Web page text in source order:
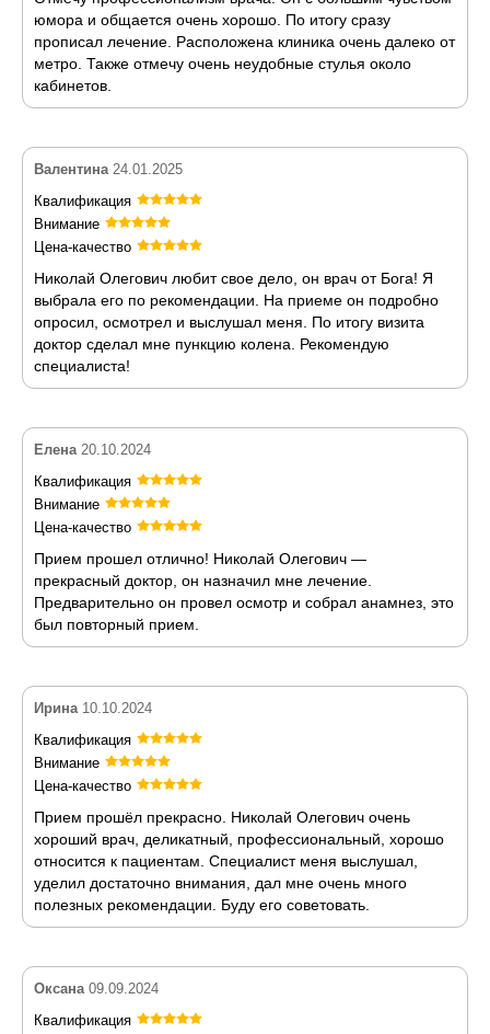
юмора и общается очень хорошо. По итогу сразу
прописал лечение. Расположена клиника очень далеко от
метро. Также отмечу очень неудобные стулья около
кабинетов.
Валентина 24.01.2025
Квалификация
Внимание
Цена-качество
Николай Олегович любит свое дело, он врач от Бога! Я
выбрала его по рекомендации. На приеме он подробно
опросил, осмотрел и выслушал меня. По итогу визита
доктор сделал мне пункцию колена. Рекомендую
специалиста!
Елена 20.10.2024
Квалификация
Внимание
Цена-качество
Прием прошел отлично! Николай Олегович —
прекрасный доктор, он назначил мне лечение.
Предварительно он провел осмотр и собрал анамнез, это
был повторный прием.
Ирина 10.10.2024
Квалификация
Внимание
Цена-качество
Прием прошёл прекрасно. Николай Олегович очень
хороший врач, деликатный, профессиональный, хорошо
относится к пациентам. Специалист меня выслушал,
уделил достаточно внимания, дал мне очень много
полезных рекомендации. Буду его советовать.
Оксана 09.09.2024
Квалификация